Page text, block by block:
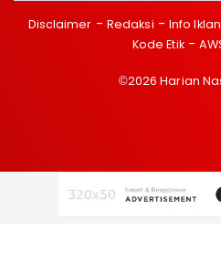
Disclaimer Redaksi Info Iklan
Kode Etik
©2026 Harian